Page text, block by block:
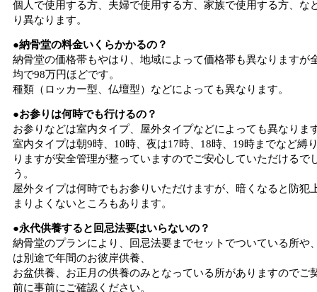
個人で使用する方、夫婦で使用する方、家族で使用する方、な
り異なります。
●納骨堂の料金いくらかかるの？
納骨堂の価格帯もやはり、地域によって価格帯も異なりますが
均で98万円ほどです。
種類（ロッカー型、仏壇型）などによっても異なります。
●お参りは何時でも行けるの？
お参りなどは室内タイプ、屋外タイプなどによっても異なりま
室内タイプは朝9時、10時、夜は17時、18時、19時までなど縛
りますが安全管理が整っていますのでご安心していただけるで
う。
屋外タイプは何時でもお参りいただけますが、暗くなると防犯
まりよくないところもあります。
●永代供養すると回忌法要はいらないの？
納骨堂のプランにより、回忌法要までセットでついている所や
は別途で年間のお彼岸供養、
お盆供養、お正月の供養のみとなっている所がありますのでご
前に事前にご確認ください。